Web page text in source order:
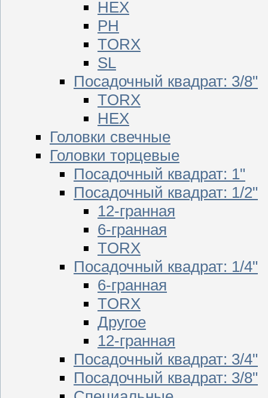
HEX
PH
TORX
SL
Посадочный квадрат: 3/8"
TORX
HEX
Головки свечные
Головки торцевые
Посадочный квадрат: 1"
Посадочный квадрат: 1/2"
12-гранная
6-гранная
TORX
Посадочный квадрат: 1/4"
6-гранная
TORX
Другое
12-гранная
Посадочный квадрат: 3/4"
Посадочный квадрат: 3/8"